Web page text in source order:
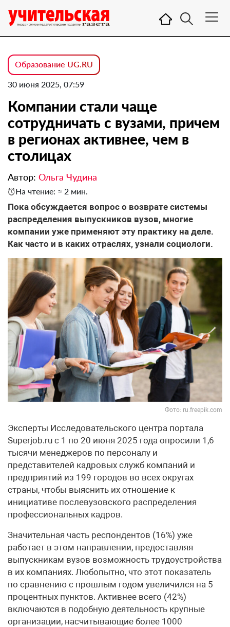
Образование UG.RU
30 июня 2025, 07:59
Компании стали чаще
сотрудничать с вузами, причем
в регионах активнее, чем в
столицах
Автор: Ольга Чудина
На чтение: ≈ 2 мин.
Пока обсуждается вопрос о возврате системы
распределения выпускников вузов, многие
компании уже применяют эту практику на деле.
Как часто и в каких отраслях, узнали социологи.
Фото: ru.freepik.com
Эксперты Исследовательского центра портала
Superjob.ru с 1 по 20 июня 2025 года опросили 1,6
тысячи менеджеров по персоналу и
представителей кадровых служб компаний и
предприятий из 199 городов во всех округах
страны, чтобы выяснить их отношение к
инициативе послевузовского распределения
профессиональных кадров.
Значительная часть респондентов (16%) уже
работает в этом направлении, предоставляя
выпускникам вузов возможность трудоустройства
в их компаниях. Любопытно, что этот показатель
по сравнению с прошлым годом увеличился на 5
процентных пунктов. Активнее всего (42%)
включаются в подобную деятельность крупные
организации, насчитывающие более 1000